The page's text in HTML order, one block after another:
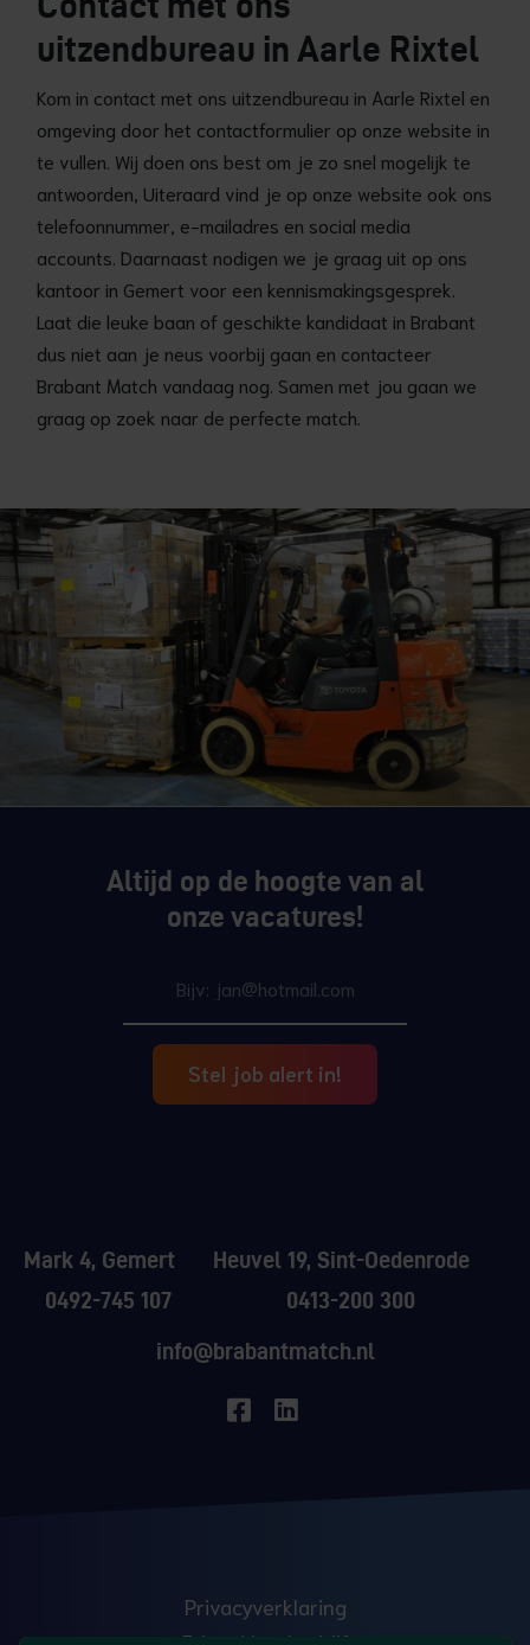
uitzendbureau in Aarle Rixtel
Kom in contact met ons uitzendbureau in Aarle Rixtel en
omgeving door het contactformulier op onze website in
te vullen. Wij doen ons best om je zo snel mogelijk te
antwoorden, Uiteraard vind je op onze website ook ons
telefoonnummer, e-mailadres en social media
accounts. Daarnaast nodigen we je graag uit op ons
kantoor in Gemert voor een kennismakingsgesprek.
Laat die leuke baan of geschikte kandidaat in Brabant
dus niet aan je neus voorbij gaan en contacteer
Brabant Match vandaag nog. Samen met jou gaan we
graag op zoek naar de perfecte match.
Altijd op de hoogte van al
onze vacatures!
Stel job alert in!
Mark 4, Gemert
0492-745 107
Heuvel 19, Sint-Oedenrode
0413-200 300
info@brabantmatch.nl
Privacyverklaring